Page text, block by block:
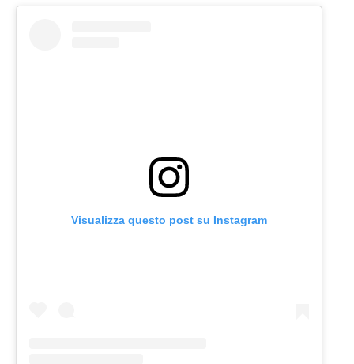
Visualizza questo post su Instagram